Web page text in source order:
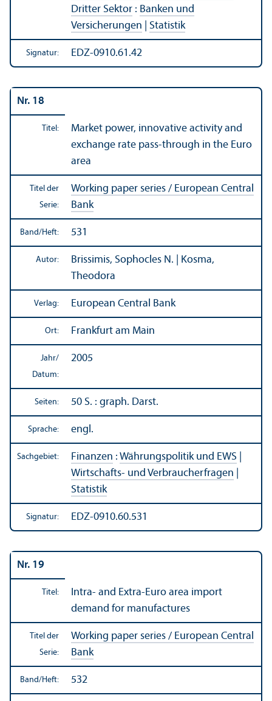
Dritter Sektor : Banken und
Versicherungen
Statistik
Signatur: EDZ-0910.61.42
Nr. 18
Titel:
Market power, innovative activity and
exchange rate pass-through in the Euro
area
Titel der
Serie:
Working paper series / European Central
Bank
Band/Heft: 531
Autor:
Brissimis, Sophocles N. | Kosma,
Theodora
Verlag: European Central Bank
Ort: Frankfurt am Main
Jahr/
Datum:
2005
Seiten: 50 S. : graph. Darst.
Sprache: engl.
Sachgebiet: Finanzen : Währungs­politik und EWS
Wirtschafts- und Verbraucherfragen
Statistik
Signatur: EDZ-0910.60.531
Nr. 19
Titel:
Intra- and Extra-Euro area import
demand for manufactures
Titel der
Serie:
Working paper series / European Central
Bank
Band/Heft: 532